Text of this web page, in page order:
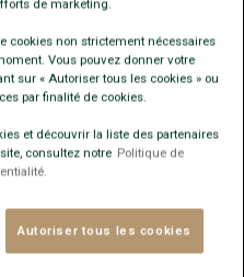
AU PANIER
!
de marketing.
cookies non strictement nécessaires
Vous pouvez donner votre
sur « Autoriser tous les cookies » ou
par finalité de cookies.
et découvrir la liste des partenaires
consultez notre Politique de
Autoriser tous les cookies